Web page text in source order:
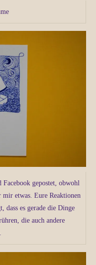
Facebook gepostet, obwohl
mir etwas. Eure Reaktionen
dass es gerade die Dinge
die auch andere